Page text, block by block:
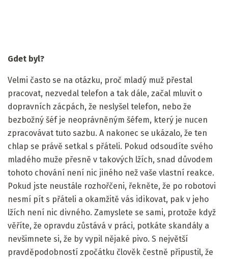
Gdet byl?
Velmi často se na otázku, proč mladý muž přestal
pracovat, nezvedal telefon a tak dále, začal mluvit o
dopravních zácpách, že neslyšel telefon, nebo že
bezbožný šéf je neoprávněným šéfem, který je nucen
zpracovávat tuto sazbu. A nakonec se ukázalo, že ten
chlap se právě setkal s přáteli. Pokud odsoudíte svého
mladého muže přesně v takových lžích, snad důvodem
tohoto chování není nic jiného než vaše vlastní reakce.
Pokud jste neustále rozhořčeni, řekněte, že po robotovi
nesmí pít s přáteli a okamžitě vás idikovat, pak v jeho
lžích není nic divného. Zamyslete se sami, protože když
věříte, že opravdu zůstává v práci, potkáte skandály a
nevšimnete si, že by vypil nějaké pivo. S největší
pravděpodobností zpočátku člověk čestně připustil, že